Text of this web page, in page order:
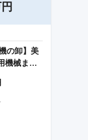
の卸】美
機械まで